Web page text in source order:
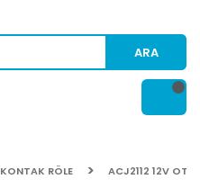
ARA
KONTAK RÖLE ACJ2112 12V